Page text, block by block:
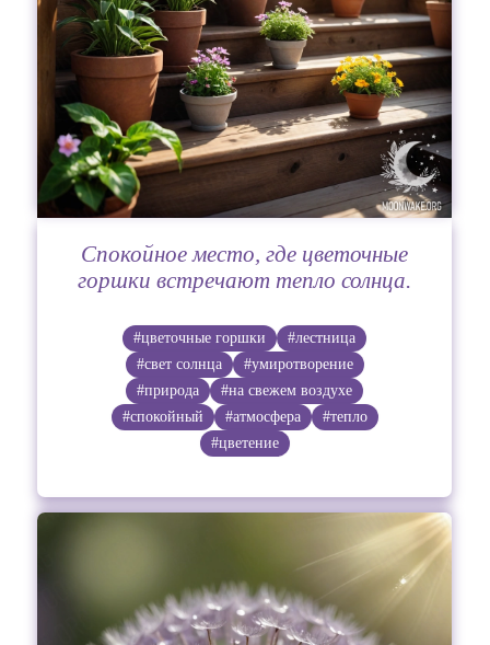
Спокойное место, где цветочные
горшки встречают тепло солнца.
#цветочные горшки
#лестница
#свет солнца
#умиротворение
#природа
#на свежем воздухе
#спокойный
#атмосфера
#тепло
#цветение